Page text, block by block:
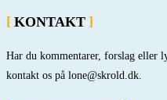
KONTAKT
Har du kommentarer, forslag eller
kontakt os på lone@skrold.dk.